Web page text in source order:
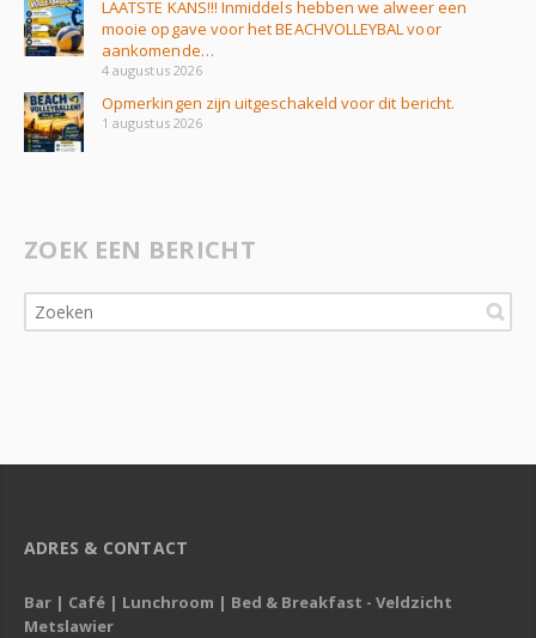
LAATSTE KANS!!! Inmiddels hebben we alweer een
mooie opgave voor het BEACHVOLLEYBAL voor
aankomende…
4 augustus 2026
Opmerkingen zijn uitgeschakeld voor dit bericht.
1 augustus 2026
ZOEK EEN BERICHT
ADRES & CONTACT
Bar | Café | Lunchroom | Bed & Breakfast - Veldzicht
Metslawier